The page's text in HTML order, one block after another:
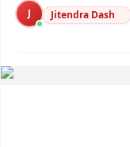
J Jitendra Dash